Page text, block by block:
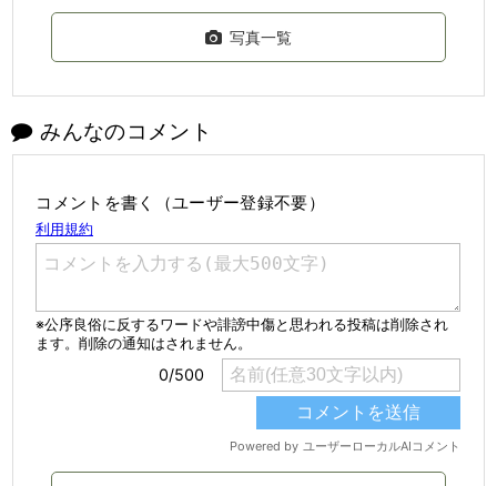
写真一覧
みんなのコメント
コメントを書く（ユーザー登録不要）